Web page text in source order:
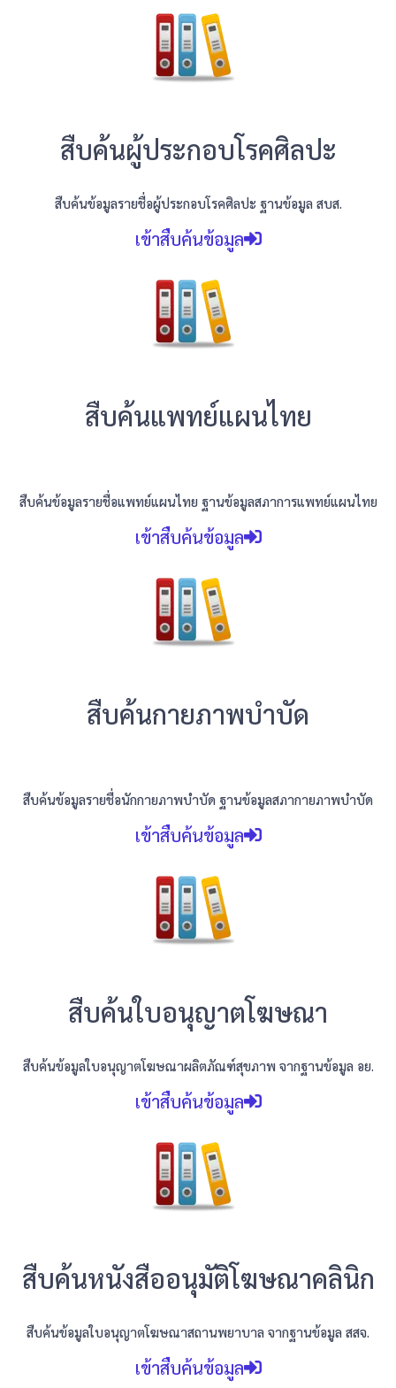
สืบค้นผู้ประกอบโรคศิลปะ
สืบค้นข้อมูลรายชื่อผู้ประกอบโรคศิลปะ ฐานข้อมูล สบส.
เข้าสืบค้นข้อมูล
สืบค้นแพทย์แผนไทย
สืบค้นข้อมูลรายชื่อแพทย์แผนไทย ฐานข้อมูลสภาการแพทย์แผนไทย
เข้าสืบค้นข้อมูล
สืบค้นกายภาพบำบัด
สืบค้นข้อมูลรายชื่อนักกายภาพบำบัด ฐานข้อมูลสภากายภาพบำบัด
เข้าสืบค้นข้อมูล
สืบค้นใบอนุญาตโฆษณา
สืบค้นข้อมูลใบอนุญาตโฆษณาผลิตภัณฑ์สุขภาพ จากฐานข้อมูล อย.
เข้าสืบค้นข้อมูล
สืบค้นหนังสืออนุมัติโฆษณาคลินิก
สืบค้นข้อมูลใบอนุญาตโฆษณาสถานพยาบาล จากฐานข้อมูล สสจ.
เข้าสืบค้นข้อมูล